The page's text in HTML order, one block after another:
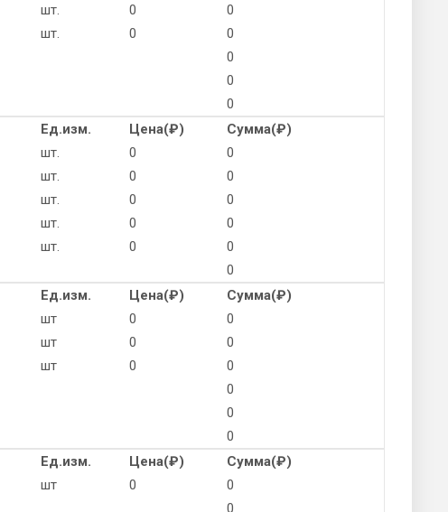
шт. 0
0
шт. 0
0
0
0
0
Ед.изм. Цена(₽) Сумма(₽)
шт. 0
0
шт. 0
0
шт. 0
0
шт. 0
0
шт. 0
0
0
Ед.изм. Цена(₽) Сумма(₽)
шт 0
0
шт 0
0
шт 0
0
0
0
0
Ед.изм. Цена(₽) Сумма(₽)
шт 0
0
0